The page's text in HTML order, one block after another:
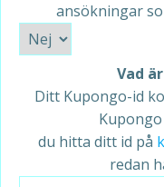
ansökningar
Vad
Ditt Kupongo-id
du hitta ditt id på
redan